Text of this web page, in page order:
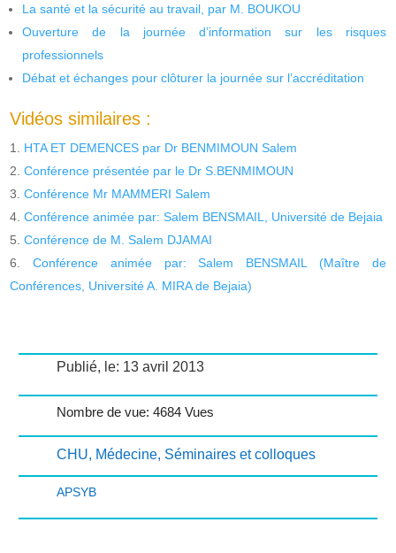
La santé et la sécurité au travail, par M. BOUKOU
Ouverture de la journée d’information sur les risques
professionnels
Débat et échanges pour clôturer la journée sur l’accréditation
Vidéos similaires :
HTA ET DEMENCES par Dr BENMIMOUN Salem
Conférence présentée par le Dr S.BENMIMOUN
Conférence Mr MAMMERI Salem
Conférence animée par: Salem BENSMAIL, Université de Bejaia
Conférence de M. Salem DJAMAI
Conférence animée par: Salem BENSMAIL (Maître de
Conférences, Université A. MIRA de Bejaia)
Publié, le: 13 avril 2013
Nombre de vue: 4684 Vues
CHU, Médecine, Séminaires et colloques
APSYB